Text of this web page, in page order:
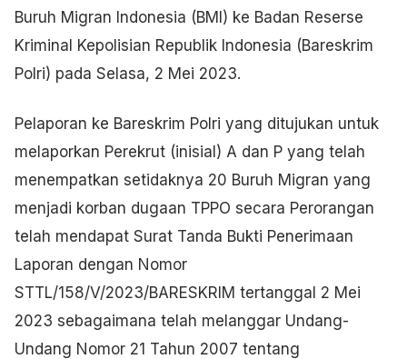
Buruh Migran Indonesia (BMI) ke Badan Reserse
Kriminal Kepolisian Republik Indonesia (Bareskrim
Polri) pada Selasa, 2 Mei 2023.
Pelaporan ke Bareskrim Polri yang ditujukan untuk
melaporkan Perekrut (inisial) A dan P yang telah
menempatkan setidaknya 20 Buruh Migran yang
menjadi korban dugaan TPPO secara Perorangan
telah mendapat Surat Tanda Bukti Penerimaan
Laporan dengan Nomor
STTL/158/V/2023/BARESKRIM tertanggal 2 Mei
2023 sebagaimana telah melanggar Undang-
Undang Nomor 21 Tahun 2007 tentang